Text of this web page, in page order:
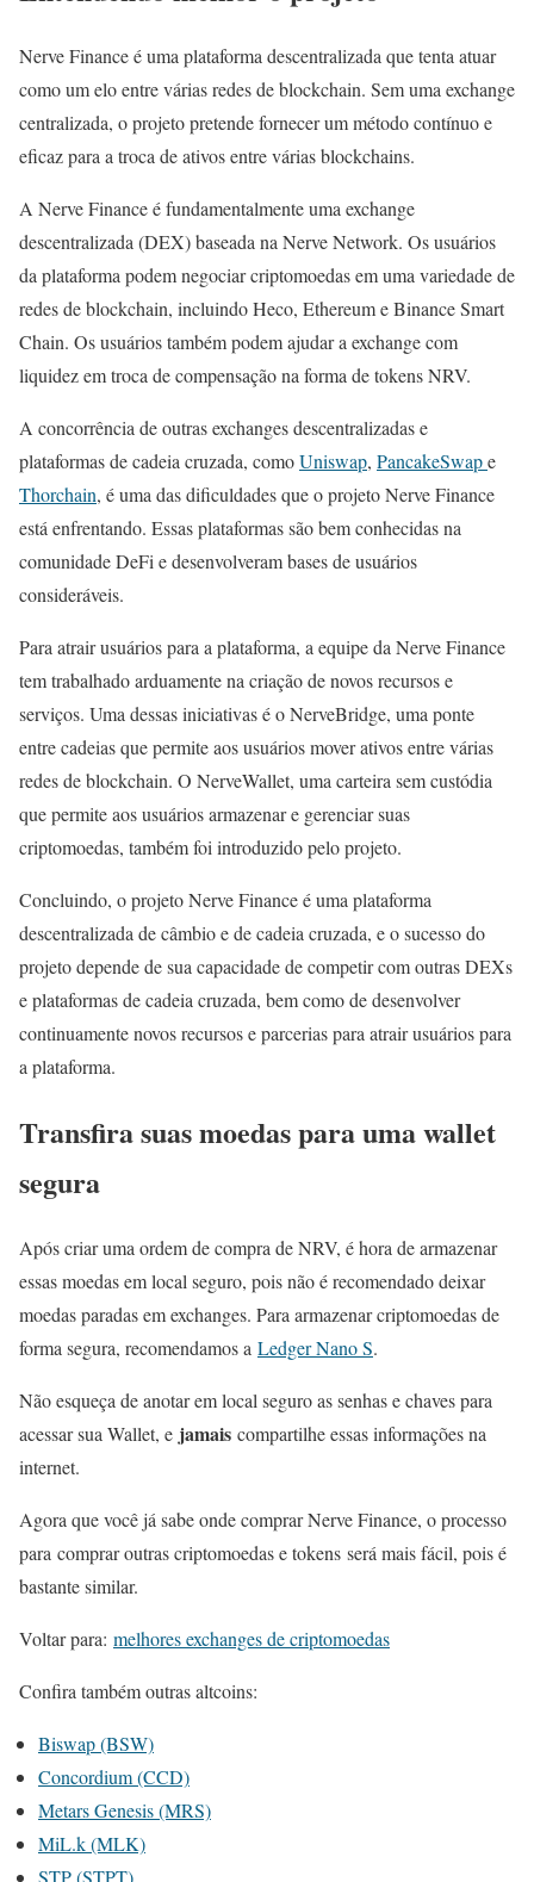
Nerve Finance é uma plataforma descentralizada que tenta atuar
como um elo entre várias redes de blockchain. Sem uma exchange
centralizada, o projeto pretende fornecer um método contínuo e
eficaz para a troca de ativos entre várias blockchains.
A Nerve Finance é fundamentalmente uma exchange
descentralizada (DEX) baseada na Nerve Network. Os usuários
da plataforma podem negociar criptomoedas em uma variedade de
redes de blockchain, incluindo Heco, Ethereum e Binance Smart
Chain. Os usuários também podem ajudar a exchange com
liquidez em troca de compensação na forma de tokens NRV.
A concorrência de outras exchanges descentralizadas e
plataformas de cadeia cruzada, comoUniswap, PancakeSwape
Thorchain, é uma das dificuldades que o projeto Nerve Finance
está enfrentando. Essas plataformas são bem conhecidas na
comunidade DeFi e desenvolveram bases de usuários
consideráveis.
Para atrair usuários para a plataforma, a equipe da Nerve Finance
tem trabalhado arduamente na criação de novos recursos e
serviços. Uma dessas iniciativas é o NerveBridge, uma ponte
entre cadeias que permite aos usuários mover ativos entre várias
redes de blockchain. O NerveWallet, uma carteira sem custódia
que permite aos usuários armazenar e gerenciar suas
criptomoedas, também foi introduzido pelo projeto.
Concluindo, o projeto Nerve Finance é uma plataforma
descentralizada de câmbio e de cadeia cruzada, e o sucesso do
projeto depende de sua capacidade de competir com outras DEXs
e plataformas de cadeia cruzada, bem como de desenvolver
continuamente novos recursos e parcerias para atrair usuários para
a plataforma.
Transfira suas moedas para uma wallet
segura
Após criar uma ordem de compra de NRV, é hora de armazenar
essas moedas em local seguro, pois não é recomendado deixar
moedas paradas em exchanges. Para armazenar criptomoedas de
forma segura, recomendamos a Ledger Nano S.
Não esqueça de anotar em local seguro as senhas e chaves para
acessar sua Wallet, e jamais compartilhe essas informações na
internet.
Agora que você já sabe onde comprar Nerve Finance, o processo
para comprar outras criptomoedas e tokens será mais fácil, pois é
bastante similar.
Voltar para: melhores exchanges de criptomoedas
Confira também outras altcoins:
Biswap (BSW)
Concordium (CCD)
Metars Genesis (MRS)
MiL.k (MLK)
STP (STPT)